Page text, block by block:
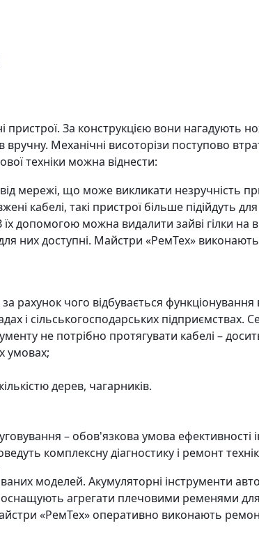
пристрої. За конструкцією вони нагадують
Механічні висоторізи поступово
техніки можна віднести:
мережі, що може викликати незручність
кабелі, такі пристрої більше підійдуть
допомогою можна видалити зайві гілки на
для них доступні. Майстри «РемТех»
рахунок чого відбувається
і сільськогосподарських підприємствах.
не потрібно протягувати кабелі –
умовах;
дерев, чагарників.
– обов'язкова умова ефективності
комплексну діагностику і ремонт
моделей. Акумуляторні інструменти
агрегати плечовими ременями
«РемТех» оперативно виконають